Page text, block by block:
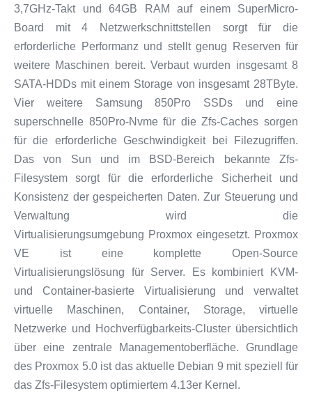
3,7GHz-Takt und 64GB RAM auf einem SuperMicro-
Board mit 4 Netzwerkschnittstellen sorgt für die
erforderliche Performanz und stellt genug Reserven für
weitere Maschinen bereit. Verbaut wurden insgesamt 8
SATA-HDDs mit einem Storage von insgesamt 28TByte.
Vier weitere Samsung 850Pro SSDs und eine
superschnelle 850Pro-Nvme für die Zfs-Caches sorgen
für die erforderliche Geschwindigkeit bei Filezugriffen.
Das von Sun und im BSD-Bereich bekannte Zfs-
Filesystem sorgt für die erforderliche Sicherheit und
Konsistenz der gespeicherten Daten. Zur Steuerung und
Verwaltung wird die
Virtualisierungsumgebung Proxmox eingesetzt. Proxmox
VE ist eine komplette Open-Source
Virtualisierungslösung für Server. Es kombiniert KVM-
und Container-basierte Virtualisierung und verwaltet
virtuelle Maschinen, Container, Storage, virtuelle
Netzwerke und Hochverfügbarkeits-Cluster übersichtlich
über eine zentrale Managementoberfläche. Grundlage
des Proxmox 5.0 ist das aktuelle Debian 9 mit speziell für
das Zfs-Filesystem optimiertem 4.13er Kernel.